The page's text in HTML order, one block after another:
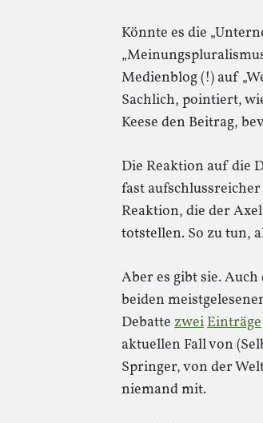
Könnte es die
Medienblog (!) auf
Sachlich, pointiert,
Keese den Beitrag,
Die Reaktion auf die
fast
Reaktion, die der
totstellen. So zu tun,
Aber es gibt sie.
beiden
Debatte zweiEinträge
aktuellen Fall von
Springer, von der
niemand mit.